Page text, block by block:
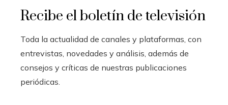
Recibe el boletín de televisión
Toda la actualidad de canales y plataformas, con
entrevistas, novedades y análisis, además de
consejos y críticas de nuestras publicaciones
periódicas.